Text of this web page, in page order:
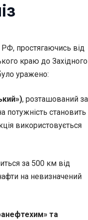
РФ, простягаючись від
краю до Західного
уражено:
, розташований за
потужність становить
використовується
за 500 км від
на невизначений
та